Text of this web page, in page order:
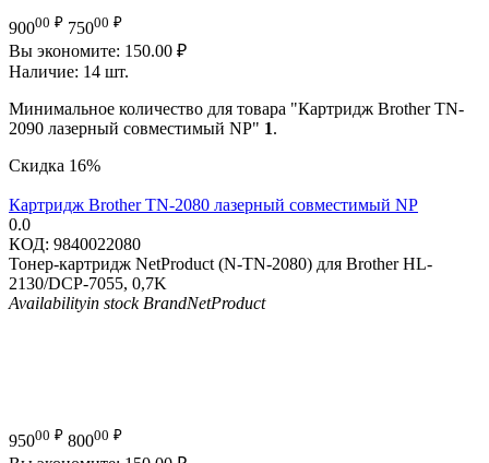
90000 ₽ 75000 ₽
Вы экономите: 150.00 ₽
Наличие: 14 шт.
Минимальное количество для товара "Картридж Brother TN-
2090 лазерный совместимый NP" 1.
Скидка 16%
Картридж Brother TN-2080 лазерный совместимый NP
0.0
КОД: 9840022080
Тонер-картридж NetProduct (N-TN-2080) для Brother HL-
2130/DCP-7055, 0,7K
Availabilityin stock BrandNetProduct
95000 ₽ 80000 ₽